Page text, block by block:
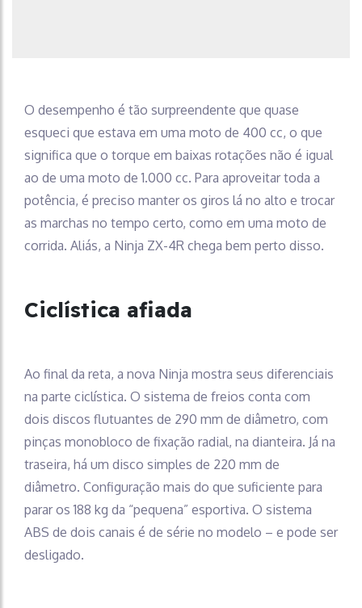
O desempenho é tão surpreendente que quase
esqueci que estava em uma moto de 400 cc, o que
significa que o torque em baixas rotações não é igual
ao de uma moto de 1.000 cc. Para aproveitar toda a
potência, é preciso manter os giros lá no alto e trocar
as marchas no tempo certo, como em uma moto de
corrida. Aliás, a Ninja ZX-4R chega bem perto disso.
Ciclística afiada
Ao final da reta, a nova Ninja mostra seus diferenciais
na parte ciclística. O sistema de freios conta com
dois discos flutuantes de 290 mm de diâmetro, com
pinças monobloco de fixação radial, na dianteira. Já na
traseira, há um disco simples de 220 mm de
diâmetro. Configuração mais do que suficiente para
parar os 188 kg da “pequena” esportiva. O sistema
ABS de dois canais é de série no modelo – e pode ser
desligado.